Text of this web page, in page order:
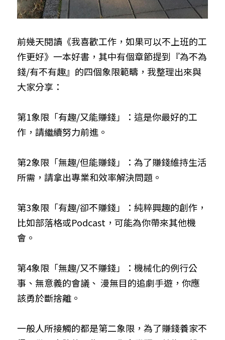
前幾天閱讀《我喜歡工作，如果可以不上班的工
作更好》一本好書，其中有個章節提到『為不為
錢/有不有趣』的四個象限範疇，我整理出來與
大家分享：
第1象限「有趣/又能賺錢」：這是你最好的工
作，請繼續努力前進。
第2象限「無趣/但能賺錢」：為了賺錢維持生活
所需，請拿出專業和效率解決問題。
第3象限「有趣/卻不賺錢」：純粹興趣的創作，
比如部落格或Podcast，可能為你帶來其他機
會。
第4象限「無趣/又不賺錢」：機械化的例行公
事、無意義的會議、 漫無目的追劇手遊，你應
該勇於斷捨離。
一般人所接觸的都是第二象限，為了賺錢養家不